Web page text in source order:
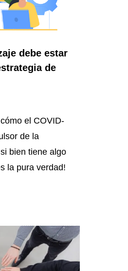
debe estar
de
el COVID-
de la
bien tiene algo
la pura verdad!